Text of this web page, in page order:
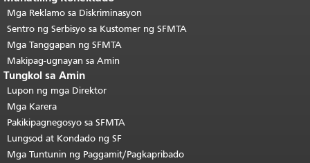
Mga Reklamo sa Diskriminasyon
Sentro ng Serbisyo sa Kustomer ng SFMTA
Mga Tanggapan ng SFMTA
Makipag-ugnayan sa Amin
Tungkol sa Amin
Lupon ng mga Direktor
Mga Karera
Pakikipagnegosyo sa SFMTA
Lungsod at Kondado ng SF
Mga Tuntunin ng Paggamit/Pagkapribado